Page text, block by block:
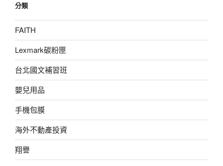
分類
FAITH
Lexmark碳粉匣
台北國文補習班
嬰兒用品
手機包膜
海外不動產投資
翔譽